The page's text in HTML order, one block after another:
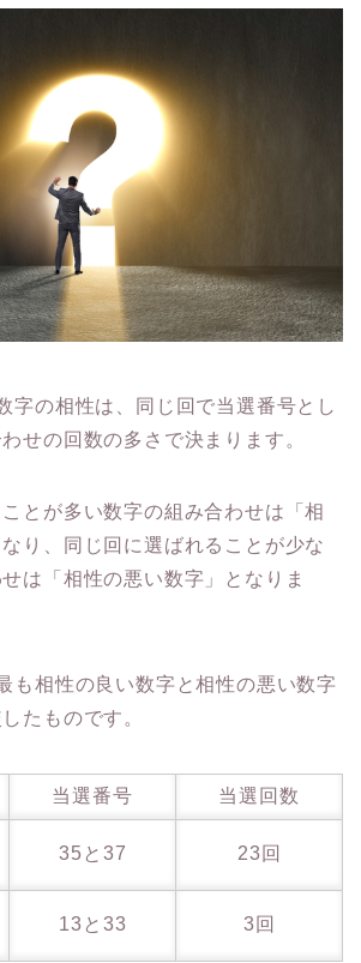
字の相性は、同じ回で当選番号とし
せの回数の多さで決まります。
とが多い数字の組み合わせは「相
り、同じ回に選ばれることが少な
は「相性の悪い数字」となりま
も相性の良い数字と相性の悪い数字
たものです。
当選番号 当選回数
35と37 23回
13と33 3回